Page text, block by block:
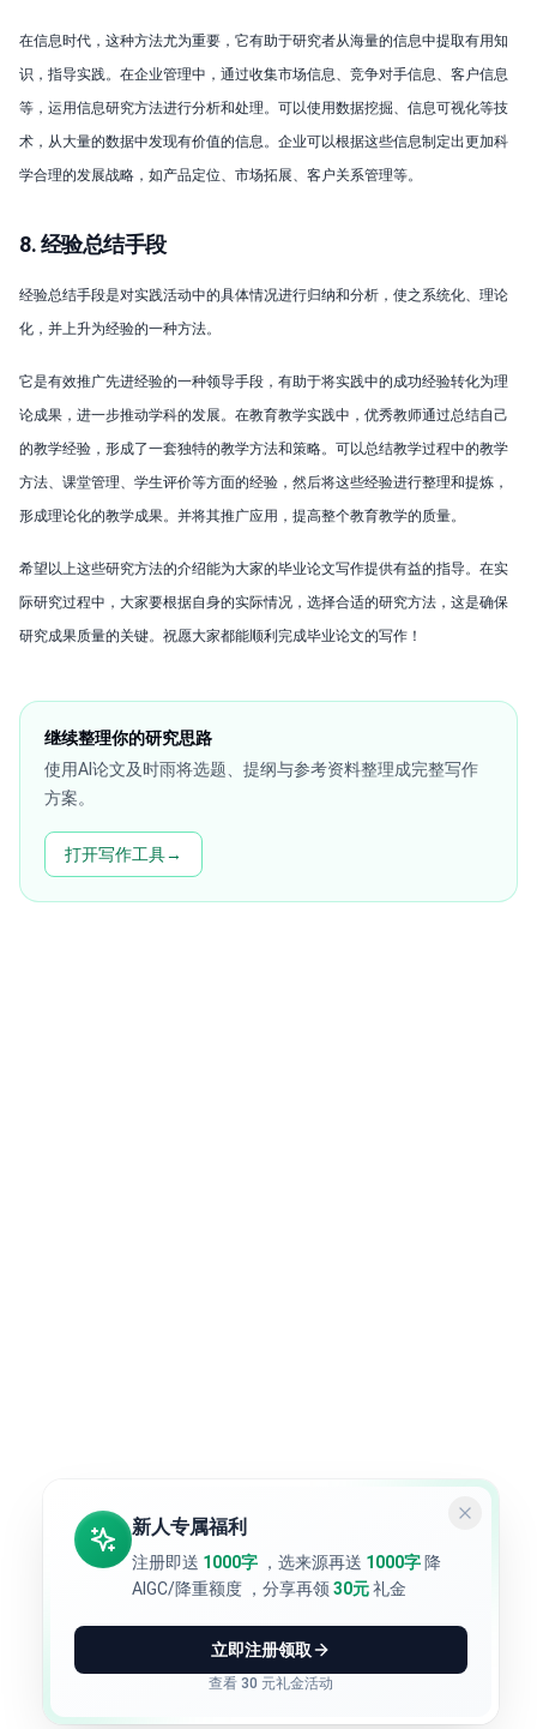
在信息时代，这种方法尤为重要，它有助于研究者从海量的信息中提取有用知
识，指导实践。在企业管理中，通过收集市场信息、竞争对手信息、客户信息
等，运用信息研究方法进行分析和处理。可以使用数据挖掘、信息可视化等技
术，从大量的数据中发现有价值的信息。企业可以根据这些信息制定出更加科
学合理的发展战略，如产品定位、市场拓展、客户关系管理等。
8. 经验总结手段
经验总结手段是对实践活动中的具体情况进行归纳和分析，使之系统化、理论
化，并上升为经验的一种方法。
它是有效推广先进经验的一种领导手段，有助于将实践中的成功经验转化为理
论成果，进一步推动学科的发展。在教育教学实践中，优秀教师通过总结自己
的教学经验，形成了一套独特的教学方法和策略。可以总结教学过程中的教学
方法、课堂管理、学生评价等方面的经验，然后将这些经验进行整理和提炼，
形成理论化的教学成果。并将其推广应用，提高整个教育教学的质量。
希望以上这些研究方法的介绍能为大家的毕业论文写作提供有益的指导。在实
际研究过程中，大家要根据自身的实际情况，选择合适的研究方法，这是确保
研究成果质量的关键。祝愿大家都能顺利完成毕业论文的写作！
继续整理你的研究思路
使用AI论文及时雨将选题、提纲与参考资料整理成完整写作
方案。
打开写作工具→
新人专属福利
注册即送 1000字 ，选来源再送 1000字 降
AIGC/降重额度 ，分享再领30元礼金
立即注册领取
查看 30 元礼金活动